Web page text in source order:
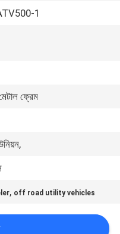
ATV500-1
ফ্রেম
, off road utility vehicles